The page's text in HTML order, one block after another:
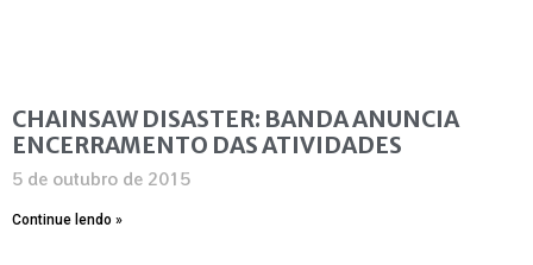
CHAINSAW DISASTER: BANDA ANUNCIA
ENCERRAMENTO DAS ATIVIDADES
5 de outubro de 2015
Continue lendo »